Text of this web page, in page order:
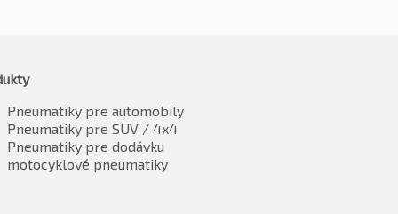
Pneumatiky pre automobily
Pneumatiky pre SUV / 4x4
Pneumatiky pre dodávku
motocyklové pneumatiky